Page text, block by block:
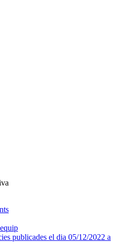
publicades el dia 05/12/2022 a